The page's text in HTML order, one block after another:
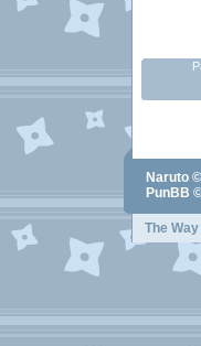
Naruto
PunBB
The